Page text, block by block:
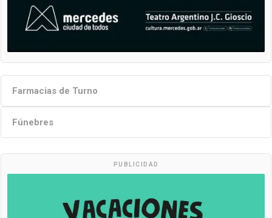
Farmacias de Turno
Fúnebres
PUBLICIDAD